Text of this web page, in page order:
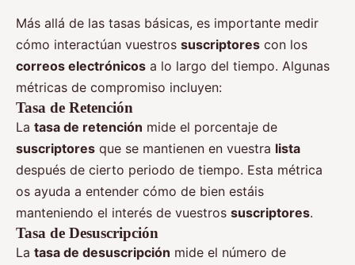
Más allá de las tasas básicas, es importante medir
cómo interactúan vuestros suscriptores con los
correos electrónicos a lo largo del tiempo. Algunas
métricas de compromiso incluyen:
Tasa de Retención
La tasa de retención mide el porcentaje de
suscriptores que se mantienen en vuestra lista
después de cierto periodo de tiempo. Esta métrica
os ayuda a entender cómo de bien estáis
manteniendo el interés de vuestros suscriptores.
Tasa de Desuscripción
La tasa de desuscripción mide el número de